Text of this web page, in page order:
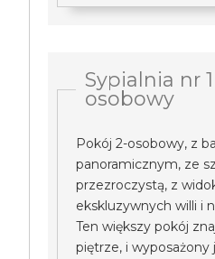
Sypialnia nr
osobowy
Pokój 2-osobowy, z
panoramicznym, ze
przezroczystą, z
ekskluzywnych willi i
Ten większy pokój
piętrze, i